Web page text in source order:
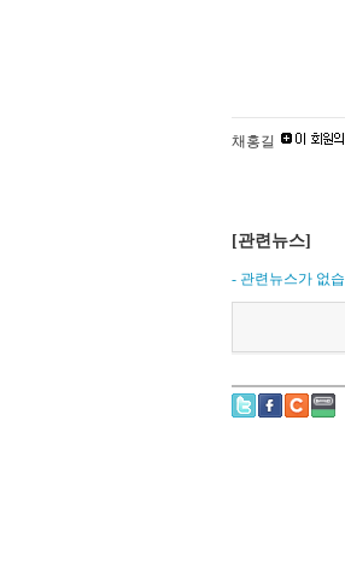
채홍길
[관련뉴스]
- 관련뉴스가 없